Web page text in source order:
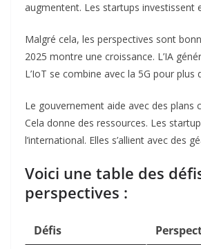
augmentent. Les startups investissent
Malgré cela, les perspectives sont
2025 montre une croissance. L’IA
L’IoT se combine avec la 5G pour plus
Le gouvernement aide avec des plans
Cela donne des ressources. Les
l’international. Elles s’allient avec des
Voici une table des
perspectives :
Défis